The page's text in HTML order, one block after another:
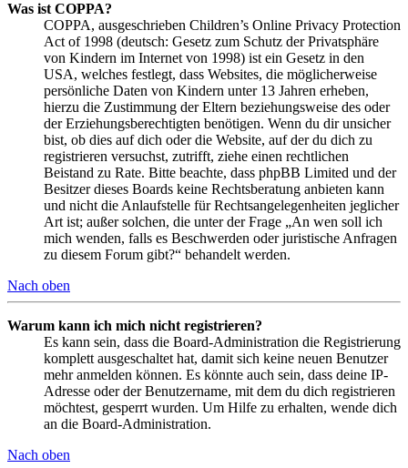
Was ist COPPA?
COPPA, ausgeschrieben Children’s Online Privacy Protection
Act of 1998 (deutsch: Gesetz zum Schutz der Privatsphäre
von Kindern im Internet von 1998) ist ein Gesetz in den
USA, welches festlegt, dass Websites, die möglicherweise
persönliche Daten von Kindern unter 13 Jahren erheben,
hierzu die Zustimmung der Eltern beziehungsweise des oder
der Erziehungsberechtigten benötigen. Wenn du dir unsicher
bist, ob dies auf dich oder die Website, auf der du dich zu
registrieren versuchst, zutrifft, ziehe einen rechtlichen
Beistand zu Rate. Bitte beachte, dass phpBB Limited und der
Besitzer dieses Boards keine Rechtsberatung anbieten kann
und nicht die Anlaufstelle für Rechtsangelegenheiten jeglicher
Art ist; außer solchen, die unter der Frage „An wen soll ich
mich wenden, falls es Beschwerden oder juristische Anfragen
zu diesem Forum gibt?“ behandelt werden.
Nach oben
Warum kann ich mich nicht registrieren?
Es kann sein, dass die Board-Administration die Registrierung
komplett ausgeschaltet hat, damit sich keine neuen Benutzer
mehr anmelden können. Es könnte auch sein, dass deine IP-
Adresse oder der Benutzername, mit dem du dich registrieren
möchtest, gesperrt wurden. Um Hilfe zu erhalten, wende dich
an die Board-Administration.
Nach oben